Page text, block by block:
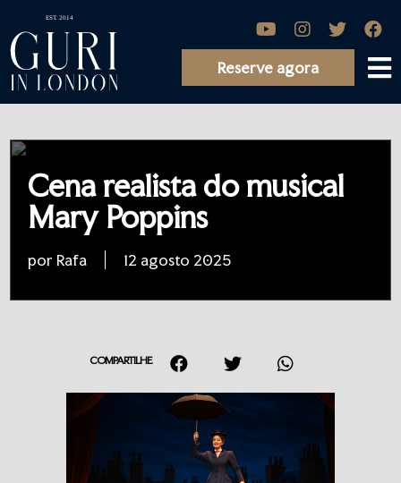
Reserve agora
Cena realista do musical
Mary Poppins
por Rafa 12 agosto 2025
COMPARTILHE